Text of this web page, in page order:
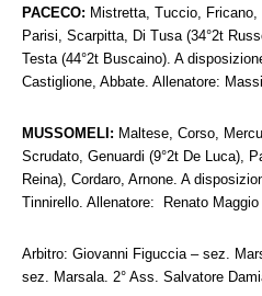
PACECO: Mistretta, Tuccio,
Parisi, Scarpitta, Di Tusa (34°2t
Testa (44°2t Buscaino). A
Castiglione, Abbate. Allenatore:
MUSSOMELI: Maltese, Corso,
Scrudato, Genuardi (9°2t De Luca),
Reina), Cordaro, Arnone. A
Tinnirello. Allenatore: Renato Maggio
Arbitro: Giovanni Figuccia – sez.
sez. Marsala. 2° Ass. Salvatore